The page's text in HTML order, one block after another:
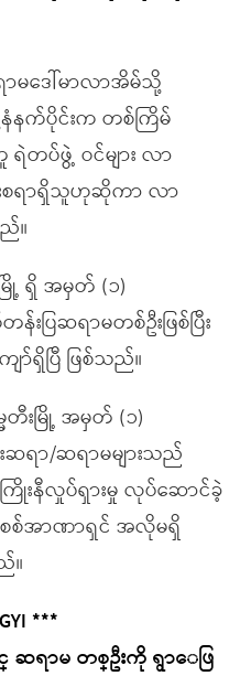
မဒေါ်မာလာအိမ်သို့
နက်ပိုင်းက တစ်ကြိမ်
တပ်ဖွဲ့ ဝင်များ လာ
စရာရှိသူဟုဆိုကာ လာ
။
ြို့ ရှိ အမှတ် (၁)
ြဆရာမတစ်ဦးဖြစ်ပြီး
ရှိပြီ ဖြစ်သည်။
တီးမြို့ အမှတ် (၁)
ဆရာ/ဆရာမများသည်
ြိုးနီလှုပ်ရှားမှု လုပ်ဆောင်ခဲ့
စစ်အာဏာရှင် အလိုမရှိ
။
***
ဆရာမ တစ္ဦးကို ရွာေဖြ